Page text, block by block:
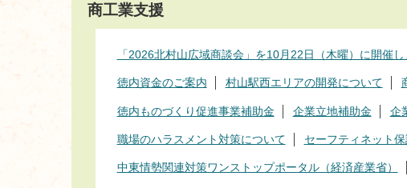
商工業支援
「2026北村山広域商談会」を10月22日（木曜）に開催し
徳内資金のご案内 村山駅西エリアの開発について
徳内ものづくり促進事業補助金 企業立地補助金 企
職場のハラスメント対策について セーフティネット
中東情勢関連対策ワンストップポータル（経済産業省）